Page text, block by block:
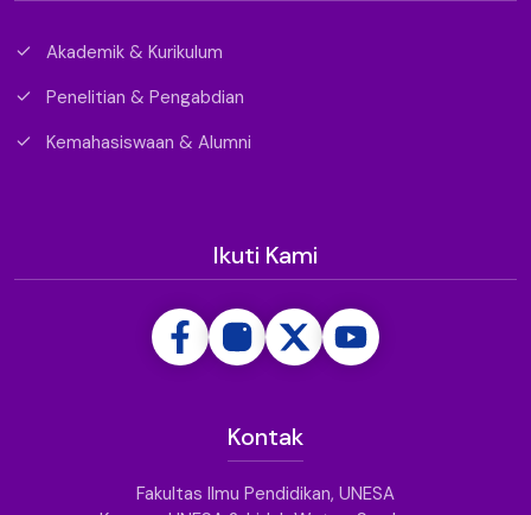
Akademik & Kurikulum
Penelitian & Pengabdian
Kemahasiswaan & Alumni
Ikuti Kami
Kontak
Fakultas Ilmu Pendidikan, UNESA